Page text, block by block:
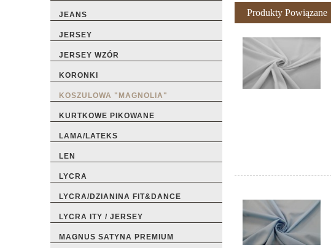
JEANS
JERSEY
JERSEY WZÓR
KORONKI
KOSZULOWA "MAGNOLIA"
KURTKOWE PIKOWANE
LAMA/LATEKS
LEN
LYCRA
LYCRA/DZIANINA FIT&DANCE
LYCRA ITY / JERSEY
MAGNUS SATYNA PREMIUM
Produkty Powiązane